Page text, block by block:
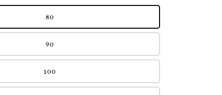
80
90
100